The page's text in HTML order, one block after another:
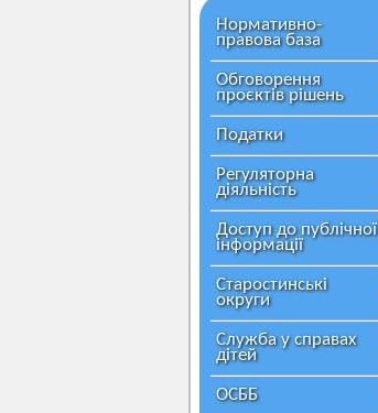
Нормативно-
правова база
Обговорення
проєктів рішень
Податки
Регуляторна
діяльність
Доступ до публічної
інформації
Старостинські
округи
Служба у справах
дітей
ОСББ